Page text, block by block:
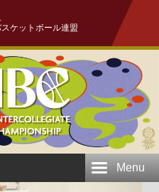
ケットボール連盟
Menu